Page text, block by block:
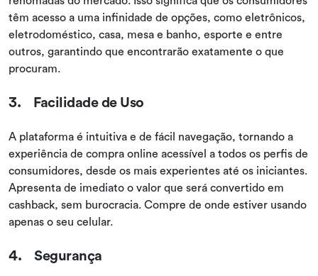
têm acesso a uma infinidade de opções, como eletrônicos,
eletrodoméstico, casa, mesa e banho, esporte e entre
outros, garantindo que encontrarão exatamente o que
procuram.
3. Facilidade de Uso
A plataforma é intuitiva e de fácil navegação, tornando a
experiência de compra online acessível a todos os perfis de
consumidores, desde os mais experientes até os iniciantes.
Apresenta de imediato o valor que será convertido em
cashback, sem burocracia. Compre de onde estiver usando
apenas o seu celular.
4. Segurança